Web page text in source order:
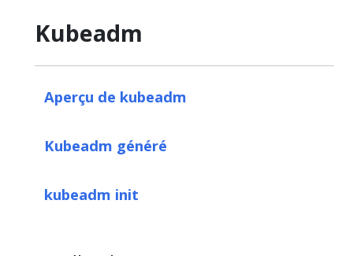
Kubeadm
Aperçu de kubeadm
Kubeadm généré
kubeadm init